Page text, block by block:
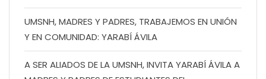
UMSNH, MADRES Y PADRES, TRABAJEMOS EN UNIÓN
Y EN COMUNIDAD: YARABÍ ÁVILA
A SER ALIADOS DE LA UMSNH, INVITA YARABÍ ÁVILA A